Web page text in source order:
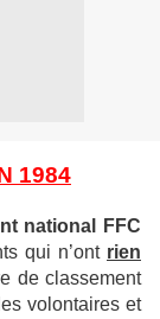
1984
national FFC
qui n’ont rien
de classement
volontaires et